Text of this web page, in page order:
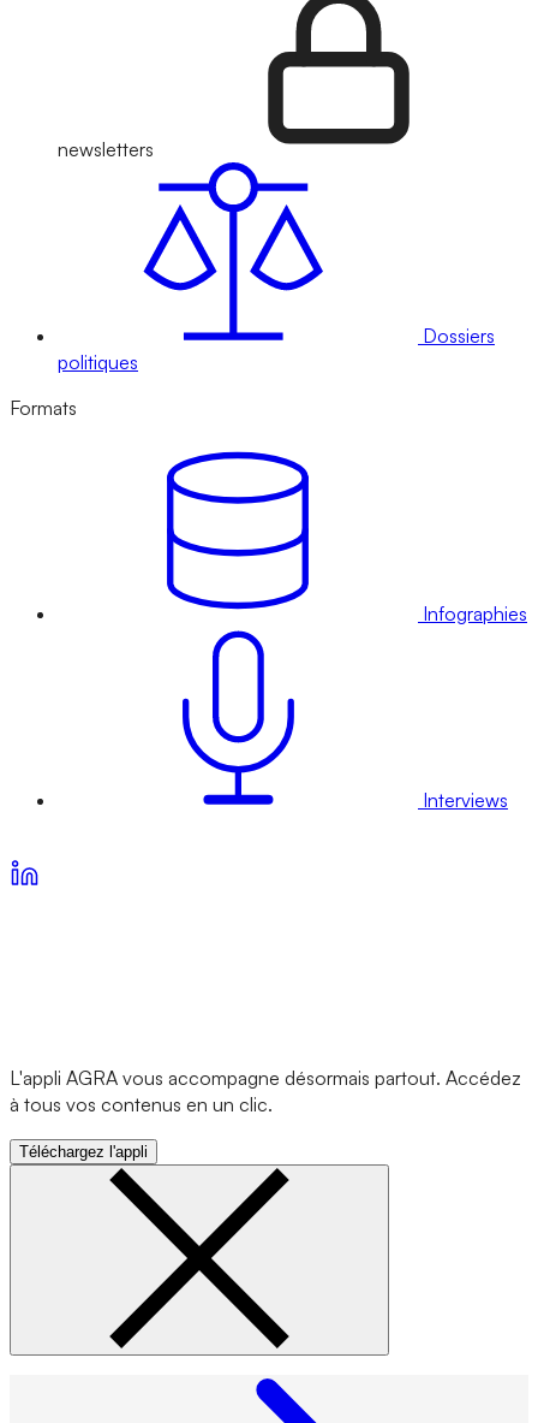
newsletters
Dossiers
politiques
Formats
Infographies
Interviews
L'appli AGRA vous accompagne désormais partout. Accédez
à tous vos contenus en un clic.
Téléchargez l'appli